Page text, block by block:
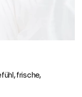
frische,